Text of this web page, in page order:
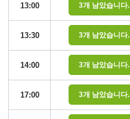
13:00 3개 남았습니다.
13:30 3개 남았습니다.
14:00 3개 남았습니다.
17:00 3개 남았습니다.